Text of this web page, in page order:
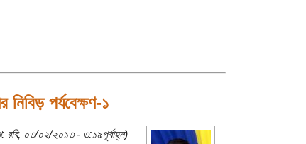
পর্যবেক্ষণ-১
রবি, ০৩/০২/২০১৩ - ৩:১৯পূর্বাহ্ন)